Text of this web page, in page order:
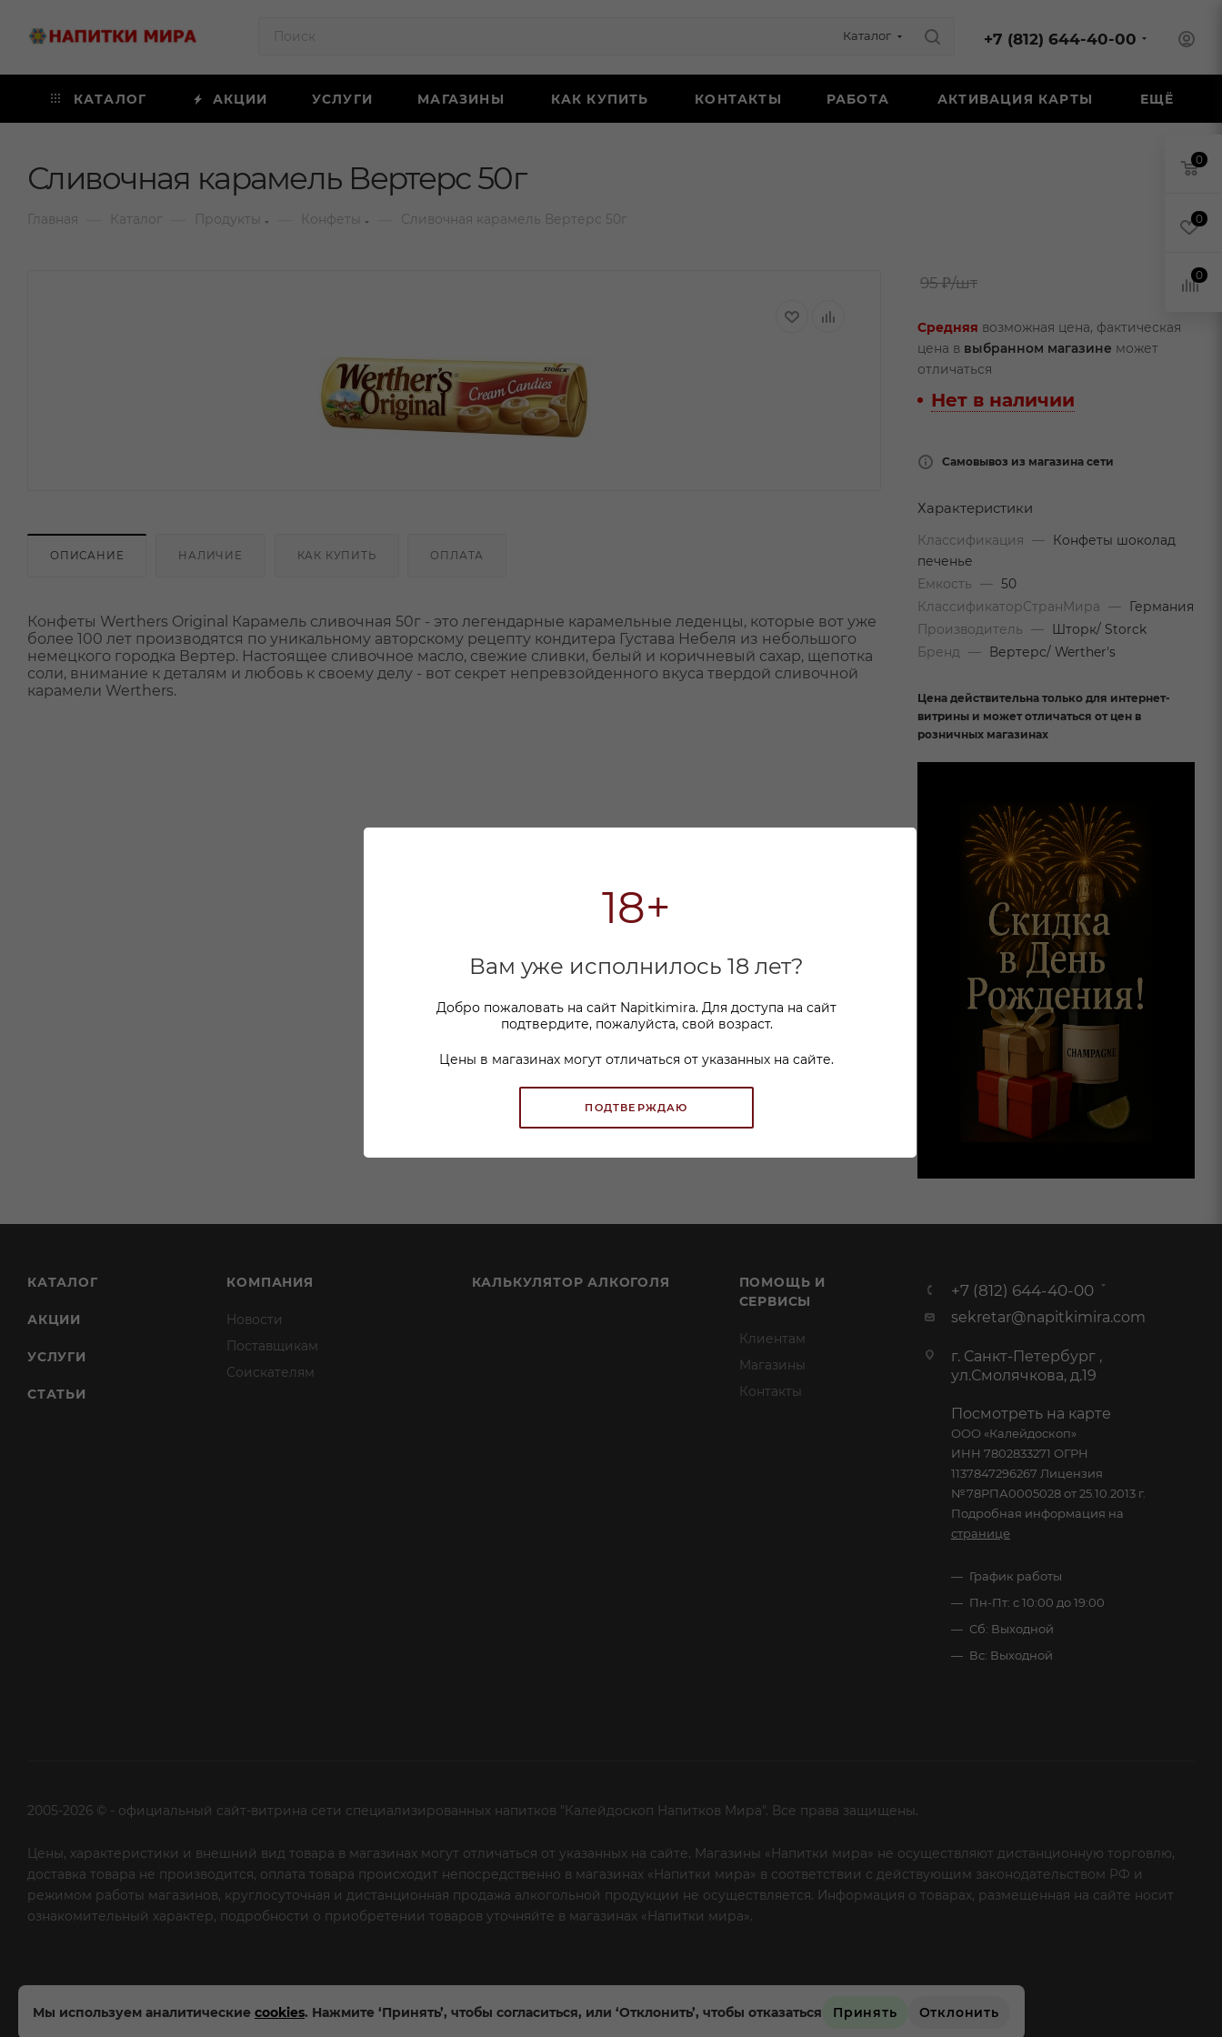
18+
Вам уже исполнилось 18 лет?
Добро пожаловать на сайт Napitkimira. Для доступа на сайт
подтвердите, пожалуйста, свой возраст.
Цены в магазинах могут отличаться от указанных на сайте.
ПОДТВЕРЖДАЮ
Каталог +7 (812) 644-40-00
КАТАЛОГ АКЦИИ УСЛУГИ МАГАЗИНЫ КАК КУПИТЬ КОНТАКТЫ РАБОТА АКТИВАЦИЯ КАРТЫ ЕЩЁ
Сливочная карамель Вертерс 50г
Главная Каталог Продукты Конфеты Сливочная карамель Вертерс 50г
ОПИСАНИЕ НАЛИЧИЕ КАК КУПИТЬ ОПЛАТА
Конфеты Werthers Original Карамель сливочная 50г - это легендарные карамельные леденцы, которые вот уже
более 100 лет производятся по уникальному авторскому рецепту кондитера Густава Небеля из небольшого
немецкого городка Вертер. Настоящее сливочное масло, свежие сливки, белый и коричневый сахар, щепотка
соли, внимание к деталям и любовь к своему делу - вот секрет непревзойденного вкуса твердой сливочной
карамели Werthers.
95 ₽/шт
Средняя возможная цена, фактическая
цена в выбранном магазине может
отличаться
Нет в наличии
Самовывоз из магазина сети
Характеристики
Классификация —
Конфеты шоколад
печенье
Емкость
— 50
КлассификаторСтранМира
—
Германия
Производитель
—
Шторк/ Storck
Бренд
— Вертерс/ Werther's
Цена действительна только для интернет-
витрины и может отличаться от цен в
розничных магазинах
Мы используем аналитические cookies. Нажмите ‘Принять’, чтобы согласиться, или ‘Отклонить’, чтобы отказаться Принять Отклонить
КАТАЛОГ
АКЦИИ
УСЛУГИ
СТАТЬИ
КОМПАНИЯ
Новости
Поставщикам
Соискателям
КАЛЬКУЛЯТОР АЛКОГОЛЯ
ПОМОЩЬ И
СЕРВИСЫ
Клиентам
Магазины
Контакты
+7 (812) 644-40-00
sekretar@napitkimira.com
г. Санкт-Петербург ,
ул.Смолячкова, д.19
Посмотреть на карте
ООО «Калейдоскоп»
ИНН 7802833271 ОГРН
1137847296267 Лицензия
№78РПА0005028 от 25.10.2013 г.
Подробная информация на
странице
График работы
Пн-Пт: с 10:00 до 19:00
Сб: Выходной
Вс: Выходной
2005-2026 © - официальный сайт-витрина сети специализированных напитков "Калейдоскоп Напитков Мира". Все права защищены.
Цены, характеристики и внешний вид товара в магазинах могут отличаться от указанных на сайте. Магазины «Напитки мира» не осуществляют дистанционную торговлю,
доставка товара не производится, оплата товара происходит непосредственно в магазинах «Напитки мира» в соответствии с действующим законодательством РФ и
режимом работы магазинов, круглосуточная и дистанционная продажа алкогольной продукции не осуществляется. Информация о товарах, размещенная на сайте носит
ознакомительный характер, подробности о приобретении товаров уточняйте в магазинах «Напитки мира».
0
0
0